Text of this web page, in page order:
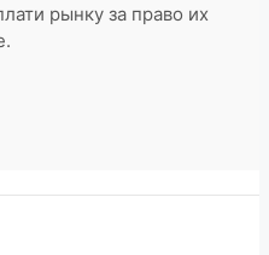
рынку за право их